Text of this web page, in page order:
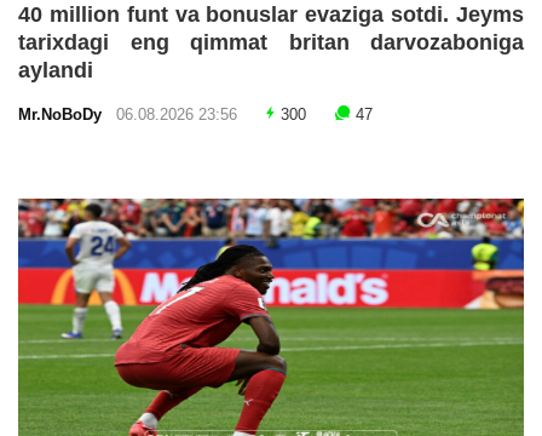
40 million funt va bonuslar evaziga sotdi. Jeyms
tarixdagi eng qimmat britan darvozaboniga
aylandi
Mr.NoBoDy 06.08.2026 23:56 300 47